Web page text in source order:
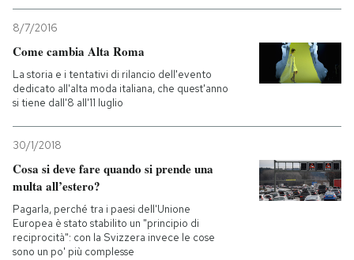
8/7/2016
Come cambia Alta Roma
La storia e i tentativi di rilancio dell'evento
dedicato all'alta moda italiana, che quest'anno
si tiene dall'8 all'11 luglio
30/1/2018
Cosa si deve fare quando si prende una
multa all’estero?
Pagarla, perché tra i paesi dell'Unione
Europea è stato stabilito un "principio di
reciprocità": con la Svizzera invece le cose
sono un po' più complesse